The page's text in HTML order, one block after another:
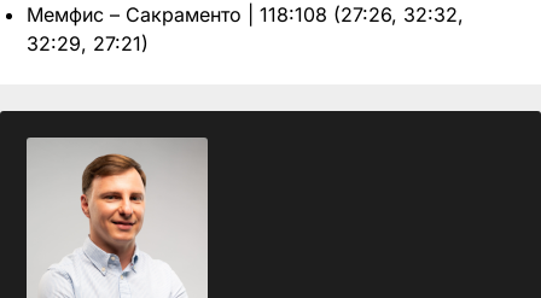
Мемфис – Сакраменто | 118:108 (27:26, 32:32,
32:29, 27:21)